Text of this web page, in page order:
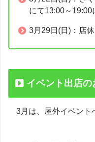
にて13:00～19:00
3月29日(日)：店休
イベント出店の
3月は、屋外イベント